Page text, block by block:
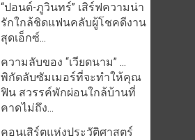
“ปอนด์-ภูวินทร์” เสิร์ฟความน่า
รักใกล้ชิดแฟนคลับผู้โชคดีงาน
สุดเอ็กซ์...
ความลับของ “เวียดนาม” …
พิกัดลับซัมเมอร์ที่จะทำให้คุณ
ฟิน สวรรค์พักผ่อนใกล้บ้านที่
คาดไม่ถึง...
คอนเสิร์ตแห่งประวัติศาสตร์